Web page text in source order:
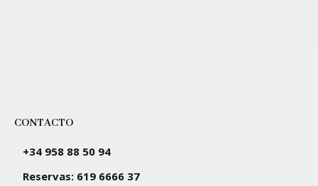
CONTACTO
+34 958 88 50 94
Reservas: 619 6666 37